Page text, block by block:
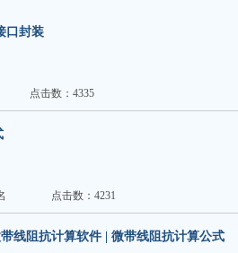
口封装
点击数：4335
点击数：4231
线阻抗计算软件 | 微带线阻抗计算公式